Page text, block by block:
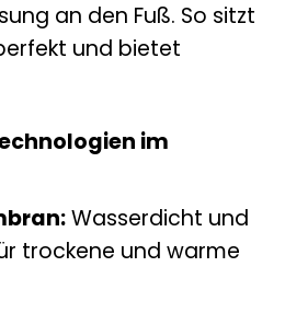
an den Fuß. So sitzt
und bietet
im
Wasserdicht und
trockene und warme